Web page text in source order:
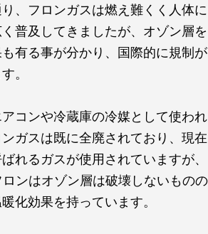
、フロンガスは燃え難くく人体に
普及してきましたが、オゾン層を
有る事が分かり、国際的に規制が
。
コンや冷蔵庫の冷媒として使われ
ガスは既に全廃されており、現在
れるガスが使用されていますが、
ンはオゾン層は破壊しないものの
化効果を持っています。